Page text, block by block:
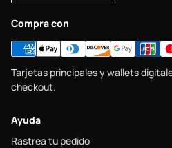
Compra con
Tarjetas principales y wallets
checkout.
Ayuda
Rastrea tu pedido